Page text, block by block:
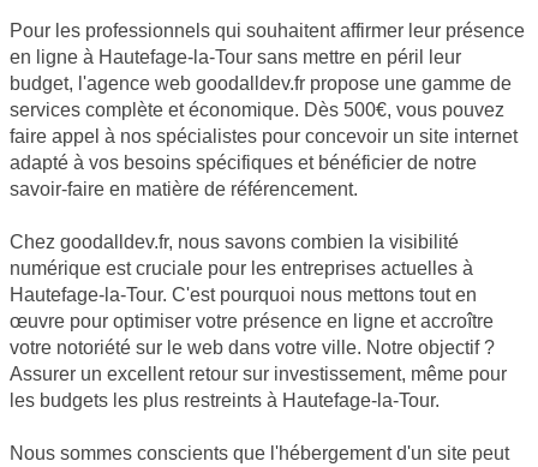
Pour les professionnels qui souhaitent affirmer leur présence
en ligne à Hautefage-la-Tour sans mettre en péril leur
budget, l'agence web goodalldev.fr propose une gamme de
services complète et économique. Dès 500€, vous pouvez
faire appel à nos spécialistes pour concevoir un site internet
adapté à vos besoins spécifiques et bénéficier de notre
savoir-faire en matière de référencement.
Chez goodalldev.fr, nous savons combien la visibilité
numérique est cruciale pour les entreprises actuelles à
Hautefage-la-Tour. C'est pourquoi nous mettons tout en
œuvre pour optimiser votre présence en ligne et accroître
votre notoriété sur le web dans votre ville. Notre objectif ?
Assurer un excellent retour sur investissement, même pour
les budgets les plus restreints à Hautefage-la-Tour.
Nous sommes conscients que l'hébergement d'un site peut